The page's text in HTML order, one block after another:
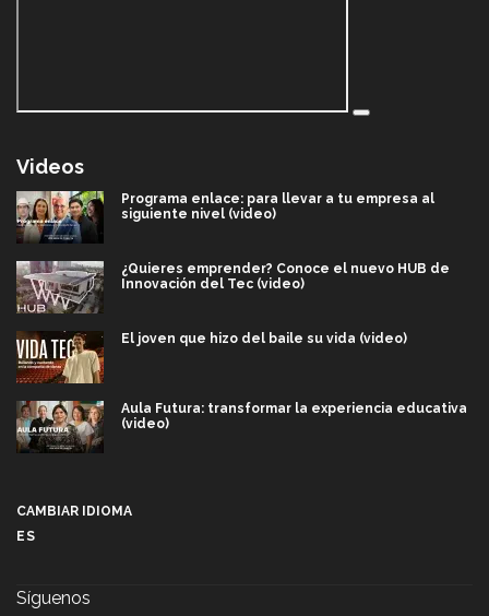
Videos
Programa enlace: para llevar a tu empresa al
siguiente nivel (video)
¿Quieres emprender? Conoce el nuevo HUB de
Innovación del Tec (video)
El joven que hizo del baile su vida (video)
Aula Futura: transformar la experiencia educativa
(video)
CAMBIAR IDIOMA
ES
Síguenos